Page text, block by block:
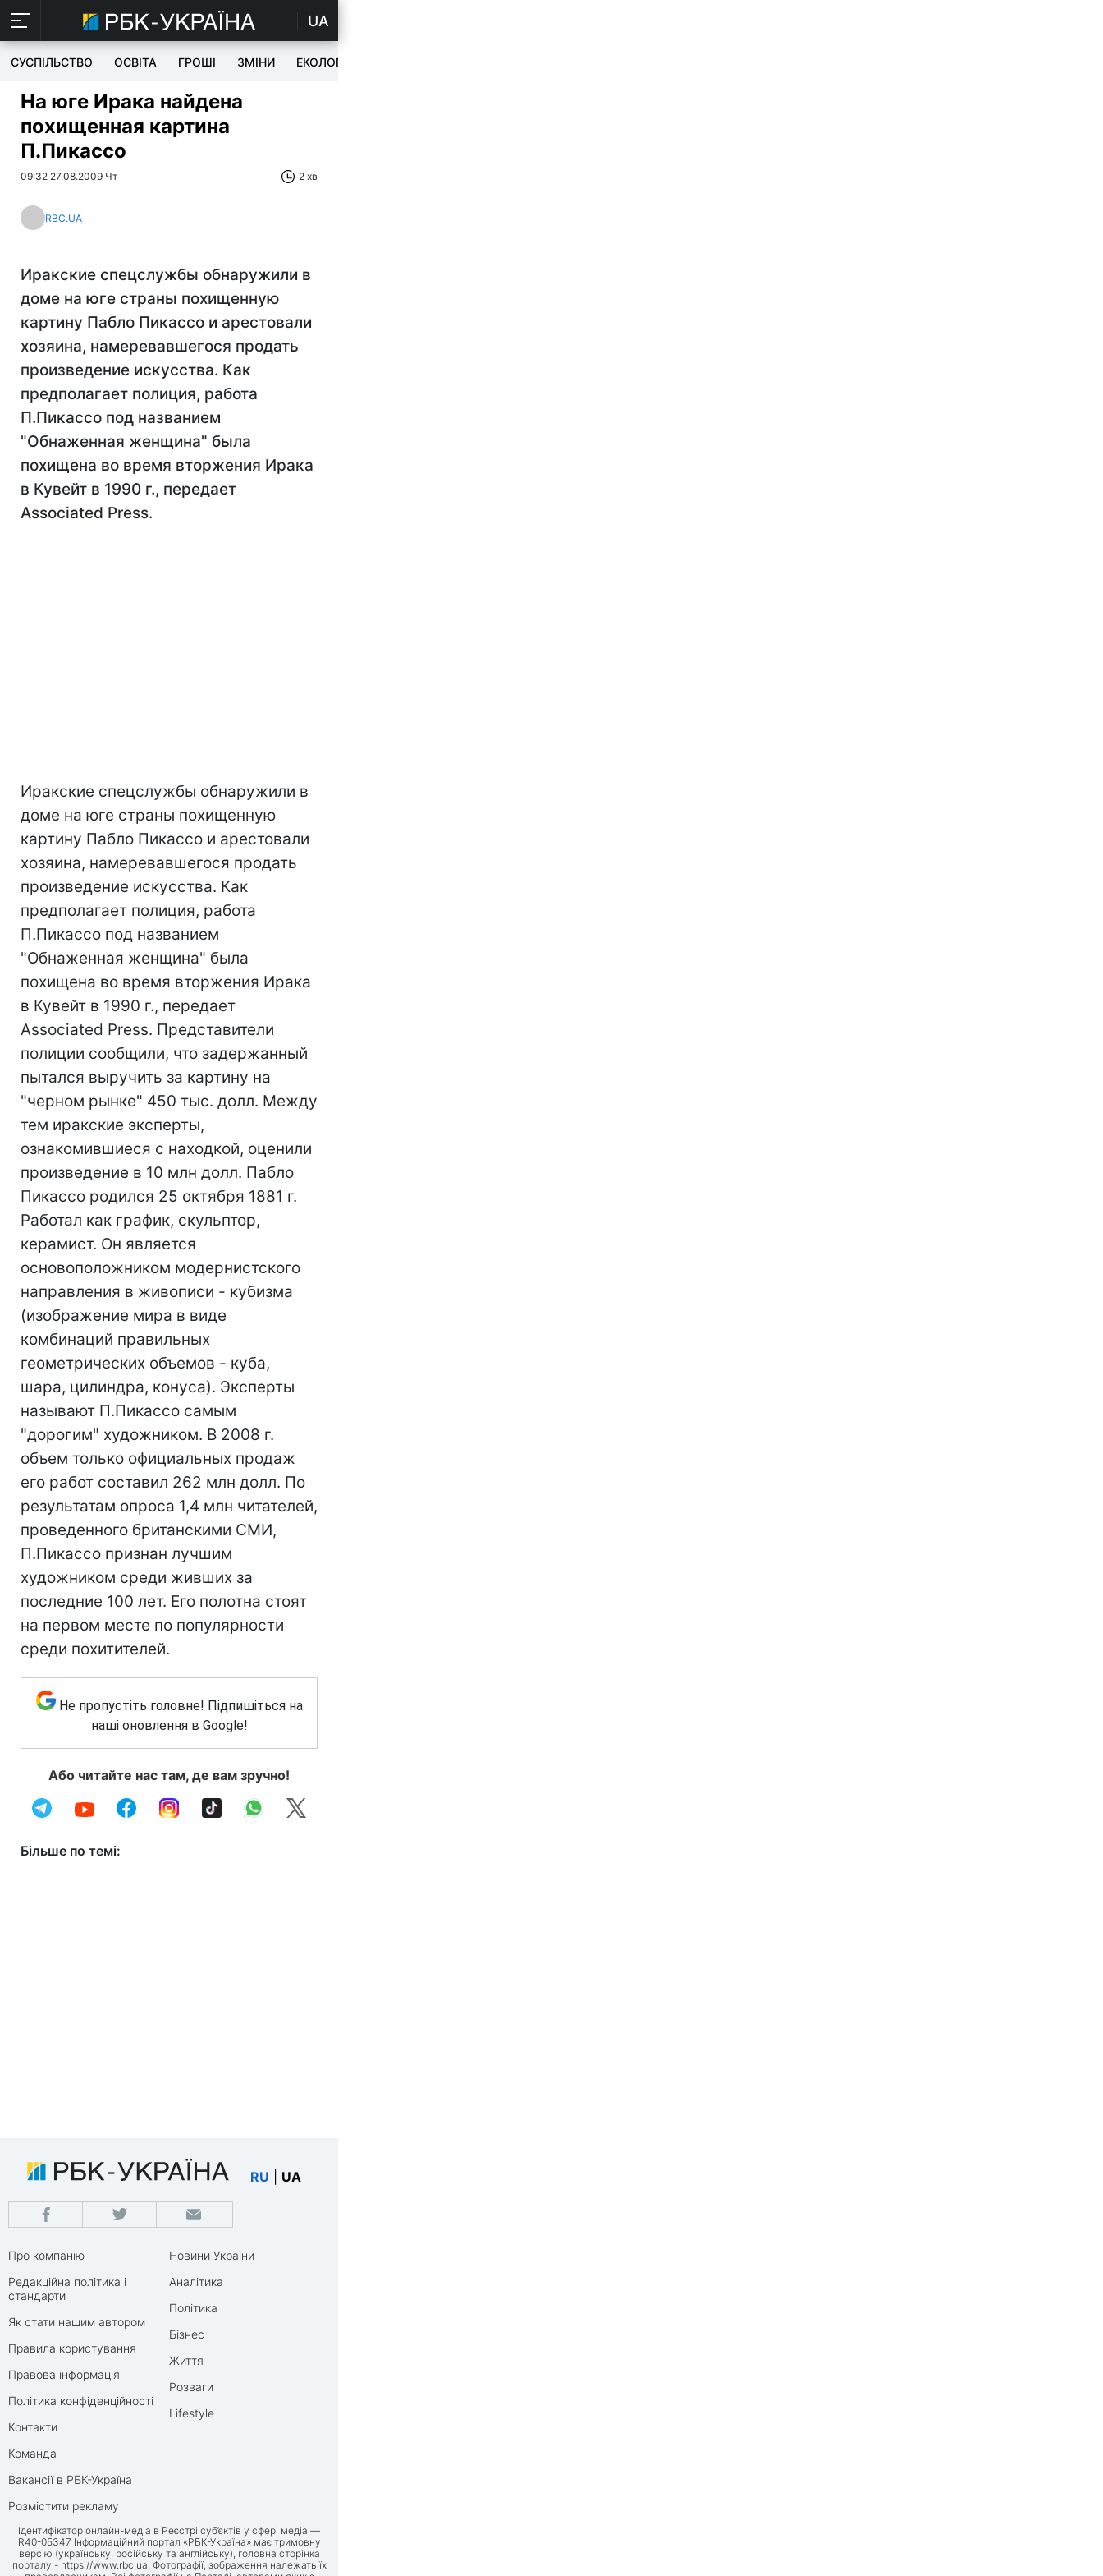
UA
СУСПІЛЬСТВО ОСВІТА ГРОШІ ЗМІНИ ЕКОЛОГІЯ
На юге Ирака найдена
похищенная картина
П.Пикассо
09:32 27.08.2009 Чт 2 хв
RBC.UA
Иракские спецслужбы обнаружили в
доме на юге страны похищенную
картину Пабло Пикассо и арестовали
хозяина, намеревавшегося продать
произведение искусства. Как
предполагает полиция, работа
П.Пикассо под названием
"Обнаженная женщина" была
похищена во время вторжения Ирака
в Кувейт в 1990 г., передает
Associated Press.
Иракские спецслужбы обнаружили в
доме на юге страны похищенную
картину Пабло Пикассо и арестовали
хозяина, намеревавшегося продать
произведение искусства. Как
предполагает полиция, работа
П.Пикассо под названием
"Обнаженная женщина" была
похищена во время вторжения Ирака
в Кувейт в 1990 г., передает
Associated Press. Представители
полиции сообщили, что задержанный
пытался выручить за картину на
"черном рынке" 450 тыс. долл. Между
тем иракские эксперты,
ознакомившиеся с находкой, оценили
произведение в 10 млн долл. Пабло
Пикассо родился 25 октября 1881 г.
Работал как график, скульптор,
керамист. Он является
основоположником модернистского
направления в живописи - кубизма
(изображение мира в виде
комбинаций правильных
геометрических объемов - куба,
шара, цилиндра, конуса). Эксперты
называют П.Пикассо самым
"дорогим" художником. В 2008 г.
объем только официальных продаж
его работ составил 262 млн долл. По
результатам опроса 1,4 млн читателей,
проведенного британскими СМИ,
П.Пикассо признан лучшим
художником среди живших за
последние 100 лет. Его полотна стоят
на первом месте по популярности
среди похитителей.
Не пропустіть головне! Підпишіться на
наші оновлення в Google!
Або читайте нас там, де вам зручно!
Більше по темі:
RU UA
Про компанію
Редакційна політика і
стандарти
Як стати нашим автором
Правила користування
Правова інформація
Політика конфіденційності
Контакти
Команда
Вакансії в РБК-Україна
Розмістити рекламу
Новини України
Аналітика
Політика
Бізнес
Життя
Розваги
Lifestyle
Ідентифікатор онлайн-медіа в Реєстрі суб’єктів у сфері медіа —
R40-05347 Інформаційний портал «РБК-Україна» має тримовну
версію (українську, російську та англійську), головна сторінка
порталу - https://www.rbc.ua. Фотографії, зображення належать їх